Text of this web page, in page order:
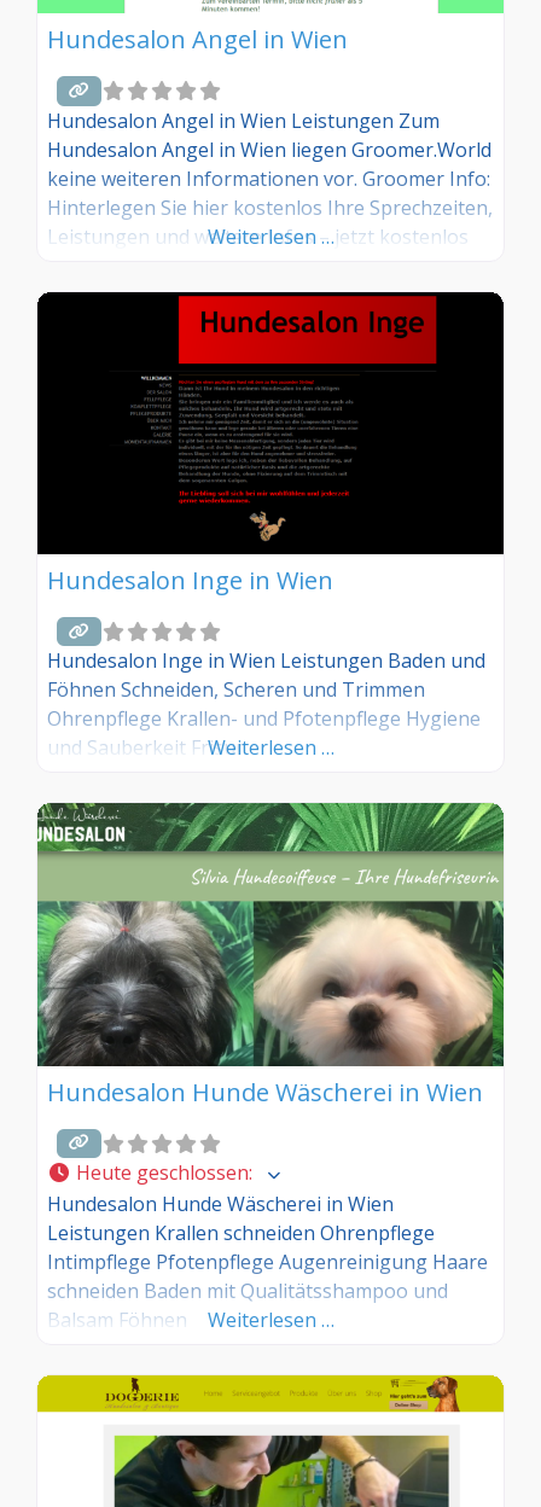
Hundesalon Angel in Wien
Hundesalon Angel in Wien Leistungen Zum
Hundesalon Angel in Wien liegen Groomer.World
keine weiteren Informationen vor. Groomer Info:
Hinterlegen Sie hier kostenlos Ihre Sprechzeiten,
Leistungen und weitere Infos – jetzt kostenlos
Dann teilen Sie Ihre Erfahrungen über die
Kommentarfunktion unten mit anderen
Weiterlesen …
Hundesalon Inge in Wien
Hundesalon Inge in Wien Leistungen Baden und
Föhnen Schneiden, Scheren und Trimmen
Ohrenpflege Krallen- und Pfotenpflege Hygiene
und Sauberkeit FrisurWeiterlesen …
Hundesalon Hunde Wäscherei in Wien
Heute geschlossen:
Hundesalon Hunde Wäscherei in Wien
Leistungen Krallen schneiden Ohrenpflege
Intimpflege Pfotenpflege Augenreinigung Haare
schneiden Baden mit Qualitätsshampoo und
Balsam Föhnen
Weiterlesen …